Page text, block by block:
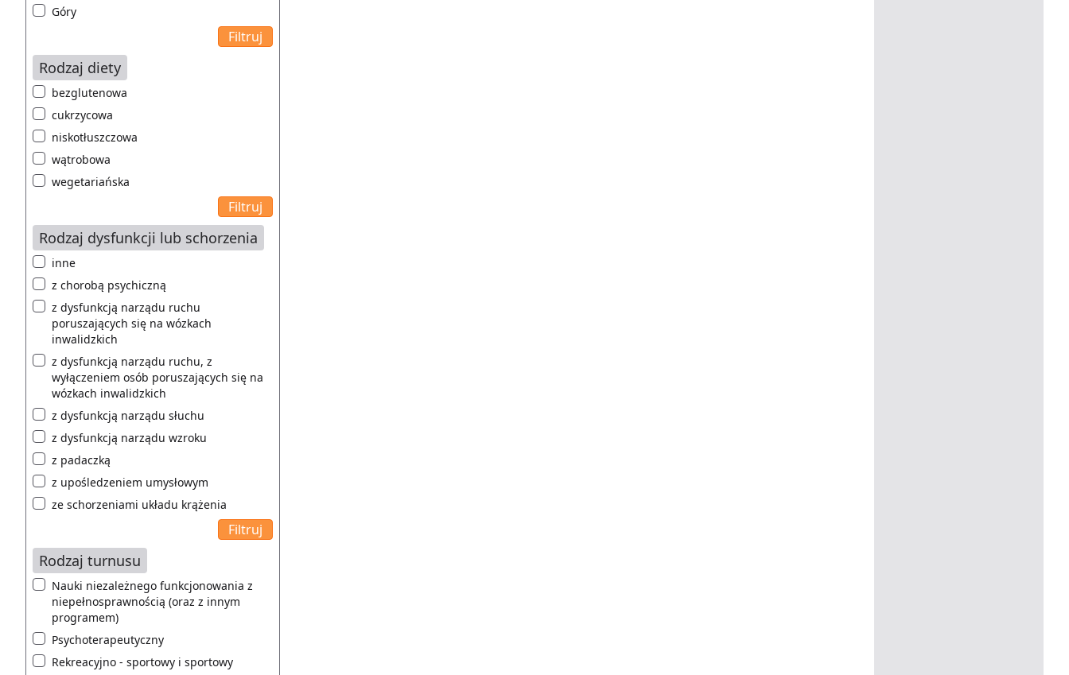
Góry
Rodzaj diety
bezglutenowa
cukrzycowa
niskotłuszczowa
wątrobowa
wegetariańska
Rodzaj dysfunkcji lub schorzenia
inne
z chorobą psychiczną
z dysfunkcją narządu ruchu
poruszających się na wózkach
inwalidzkich
z dysfunkcją narządu ruchu, z
wyłączeniem osób poruszających się na
wózkach inwalidzkich
z dysfunkcją narządu słuchu
z dysfunkcją narządu wzroku
z padaczką
z upośledzeniem umysłowym
ze schorzeniami układu krążenia
Rodzaj turnusu
Nauki niezależnego funkcjonowania z
niepełnosprawnością (oraz z innym
programem)
Psychoterapeutyczny
Rekreacyjno - sportowy i sportowy